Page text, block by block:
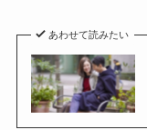
あわせて読みたい